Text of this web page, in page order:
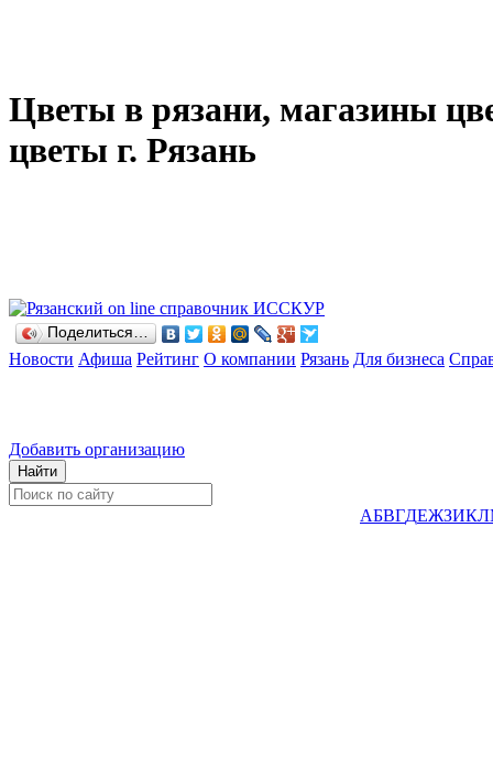
Цветы в рязани, магазины
цветы г. Рязань
Поделиться…
Новости Афиша Рейтинг О компании Рязань Для бизнеса
Добавить организацию
АБВГДЕЖЗИКЛ